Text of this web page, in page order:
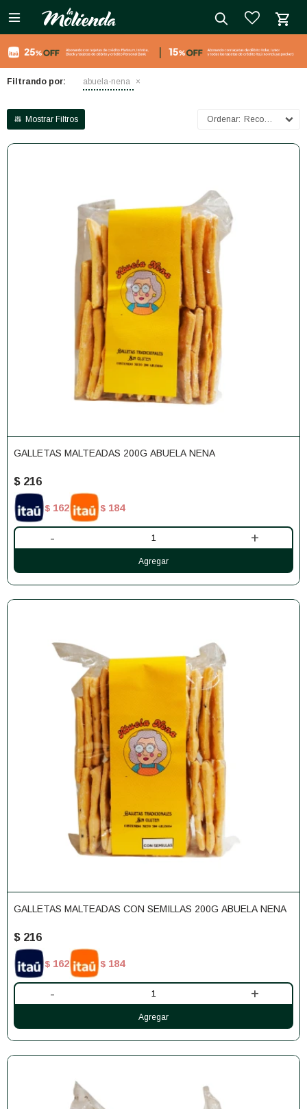

Filtrando por: abuela-nena
Recomendados
GALLETAS MALTEADAS 200G ABUELA NENA
$ 216
$ 162 $ 184
- +
GALLETAS MALTEADAS CON SEMILLAS 200G ABUELA NENA
$ 216
$ 162 $ 184
- +